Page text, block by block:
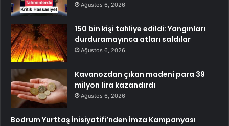
Ağustos 6, 2026
150 bin kişi tahliye edildi: Yangınları
durduramayınca atları saldılar
Ağustos 6, 2026
Kavanozdan çıkan madeni para 39
milyon lira kazandırdı
Ağustos 6, 2026
Bodrum Yurttaş İnisiyatifi’nden İmza Kampanyası